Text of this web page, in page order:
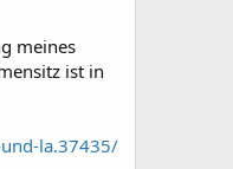
meines
ist in
la.37435/